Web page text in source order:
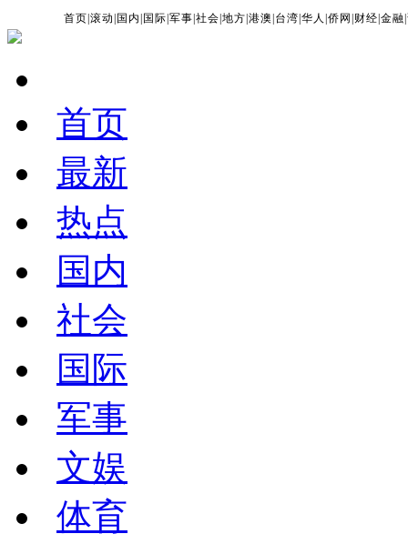
首页 |滚动 国内 国际 |军事 |社会 |地方 |港澳 台湾 |华人 |侨网 财经 |金融 |
首页
最新
热点
国内
社会
国际
军事
文娱
体育